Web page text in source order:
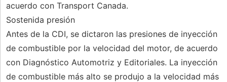
acuerdo con Transport Canada.
Sostenida presión
Antes de la CDI, se dictaron las presiones de inyección
de combustible por la velocidad del motor, de acuerdo
con Diagnóstico Automotriz y Editoriales. La inyección
de combustible más alto se produjo a la velocidad más